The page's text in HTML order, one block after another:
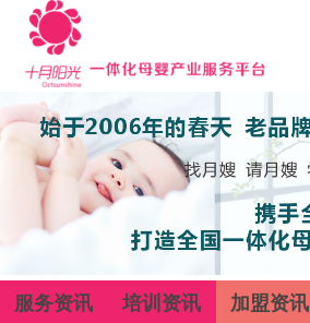
服务资讯 培训资讯 加盟资讯